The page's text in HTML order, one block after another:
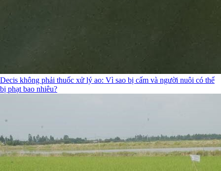
Decis không phải thuốc xử lý ao: Vì sao bị cấm và người nuôi có thể
bị phạt bao nhiêu?